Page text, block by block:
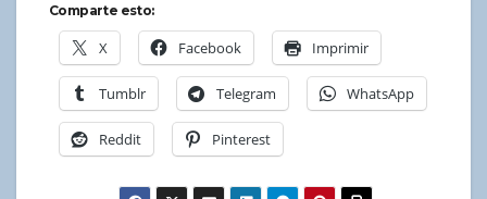
Comparte esto:
X Facebook Imprimir
Tumblr Telegram WhatsApp
Reddit Pinterest